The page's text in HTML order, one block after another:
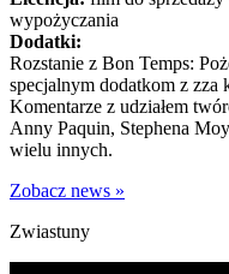
wypożyczania
Dodatki:
Rozstanie z Bon Temps:
specjalnym dodatkom z zza
Komentarze z udziałem
Anny Paquin, Stephena
wielu innych.
Zobacz news »
Zwiastuny